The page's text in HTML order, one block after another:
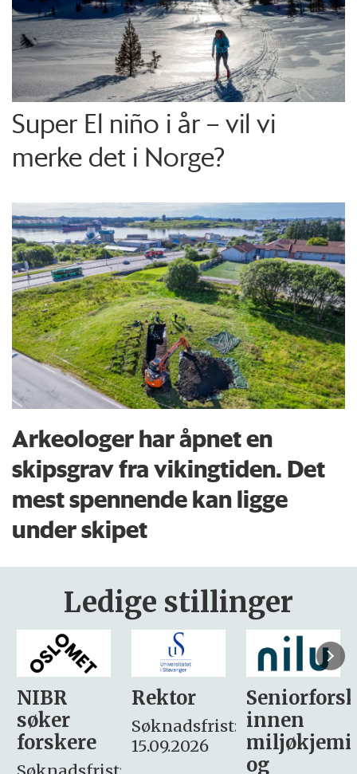
Super El niño i år – vil vi
merke det i Norge?
Arkeologer har åpnet en
skipsgrav fra vikingtiden. Det
mest spennende kan ligge
under skipet
Ledige stillinger
Rektor
Søknadsfrist:
15.09.2026
Seniorforsker
innen
miljøkjemi
søker
– fast